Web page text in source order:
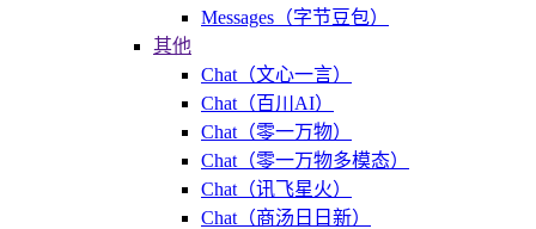
Messages（字节豆包）
其他
Chat（文心一言）
Chat（百川AI）
Chat（零一万物）
Chat（零一万物多模态）
Chat（讯飞星火）
Chat（商汤日日新）